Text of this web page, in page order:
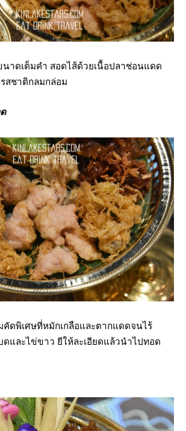
าดเต็มคำ สอดไส้ด้วยเนื้อปลาช่อนแดด
รสชาติกลมกล่อม
คัดพิเศษที่หมักเกลือและตากแดดจนไร้
และไข่ขาว ยีให้ละเอียดแล้วนำไปทอด